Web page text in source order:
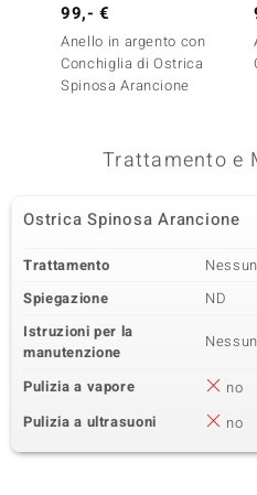
99,- €
Anello in argento con
Conchiglia di Ostrica
Spinosa Arancione
Trattamento e
Ostrica Spinosa Arancione
Trattamento
Spiegazione
ND
Istruzioni per la
manutenzione
Pulizia a vapore
no
Pulizia a ultrasuoni
no